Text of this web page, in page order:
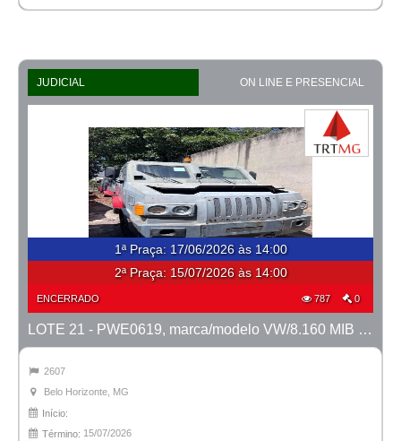
JUDICIAL ON LINE E PRESENCIAL
1ª Praça: 17/06/2026 às 14:00
2ª Praça: 15/07/2026 às 14:00
ENCERRADO 787 0
LOTE 21 - PWE0619, marca/modelo VW/8.160 MIB Metropolis, ano 2014/2014
2607
Belo Horizonte, MG
Início:
Término: 15/07/2026